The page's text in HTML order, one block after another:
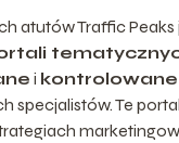
atutów Traffic
i kontrolowane
specjalistów. Te